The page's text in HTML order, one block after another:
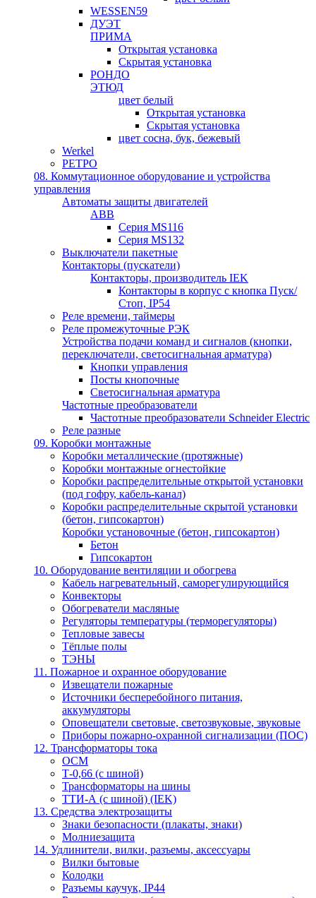
WESSEN59
ДУЭТ
ПРИМА
Открытая установка
Скрытая установка
РОНДО
ЭТЮД
цвет белый
Открытая установка
Скрытая установка
цвет сосна, бук, бежевый
Werkel
РЕТРО
08. Коммутационное оборудование и устройства
управления
Автоматы защиты двигателей
ABB
Серия MS116
Серия MS132
Выключатели пакетные
Контакторы (пускатели)
Контакторы, производитель IEK
Контакторы в корпус с кнопка Пуск/
Стоп, IP54
Реле времени, таймеры
Реле промежуточные РЭК
Устройства подачи команд и сигналов (кнопки,
переключатели, светосигнальная арматура)
Кнопки управления
Посты кнопочные
Светосигнальная арматура
Частотные преобразователи
Частотные преобразователи Schneider Electric
Реле разные
09. Коробки монтажные
Коробки металлические (протяжные)
Коробки монтажные огнестойкие
Коробки распределительные открытой установки
(под гофру, кабель-канал)
Коробки распределительные скрытой установки
(бетон, гипсокартон)
Коробки установочные (бетон, гипсокартон)
Бетон
Гипсокартон
10. Оборудование вентиляции и обогрева
Кабель нагревательный, саморегулирующийся
Конвекторы
Обогреватели масляные
Регуляторы температуры (терморегуляторы)
Тепловые завесы
Тёплые полы
ТЭНЫ
11. Пожарное и охранное оборудование
Извещатели пожарные
Источники бесперебойного питания,
аккумуляторы
Оповещатели световые, светозвуковые, звуковые
Приборы пожарно-охранной сигнализации (ПОС)
12. Трансформаторы тока
ОСМ
Т-0,66 (с шиной)
Трансформаторы на шины
ТТИ-А (с шиной) (IEK)
13. Средства электрозащиты
Знаки безопасности (плакаты, знаки)
Молниезащита
14. Удлинители, вилки, разъемы, аксессуары
Вилки бытовые
Колодки
Разъемы каучук, IP44